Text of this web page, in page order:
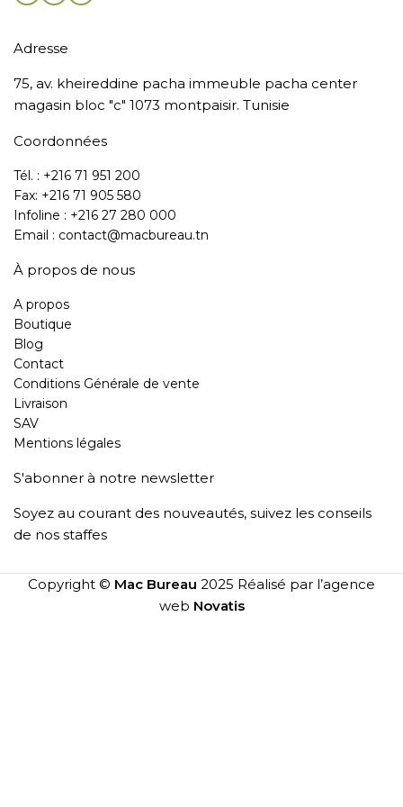
Adresse
75, av. kheireddine pacha immeuble pacha center
magasin bloc "c" 1073 montpaisir. Tunisie
Coordonnées
Tél. : +216 71 951 200
Fax: +216 71 905 580
Infoline : +216 27 280 000
Email : contact@macbureau.tn
À propos de nous
A propos
Boutique
Blog
Contact
Conditions Générale de vente
Livraison
SAV
Mentions légales
S'abonner à notre newsletter
Soyez au courant des nouveautés, suivez les conseils
de nos staffes
Copyright © Mac Bureau 2025 Réalisé par l’agence
web Novatis